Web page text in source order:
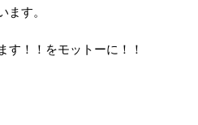
ます。
す！！をモットーに！！